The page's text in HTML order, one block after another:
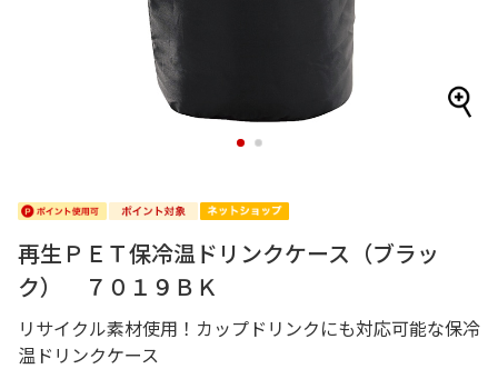
1 2
再生ＰＥＴ保冷温ドリンクケース（ブラッ
ク） ７０１９ＢＫ
リサイクル素材使用！カップドリンクにも対応可能な保冷
温ドリンクケース